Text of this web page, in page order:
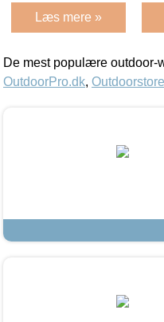
Læs mere »
De mest populære outdoor-
OutdoorPro.dk,